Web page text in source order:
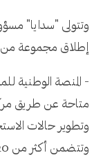
وتتولى "سدايا"
إطلاق مجموعة من
متاحة عن طريق
وتطوير حالات